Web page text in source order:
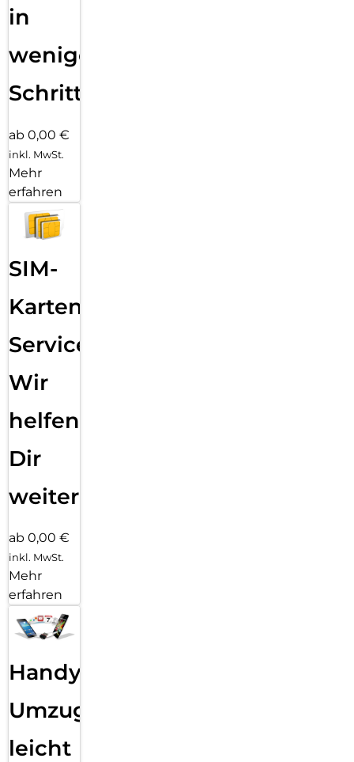
in
wenigen
Schritten
ab 0,00 €
inkl. MwSt.
Mehr
erfahren
SIM-
Karten
Service:
Wir
helfen
Dir
weiter
ab 0,00 €
inkl. MwSt.
Mehr
erfahren
Handy
Umzug
leicht